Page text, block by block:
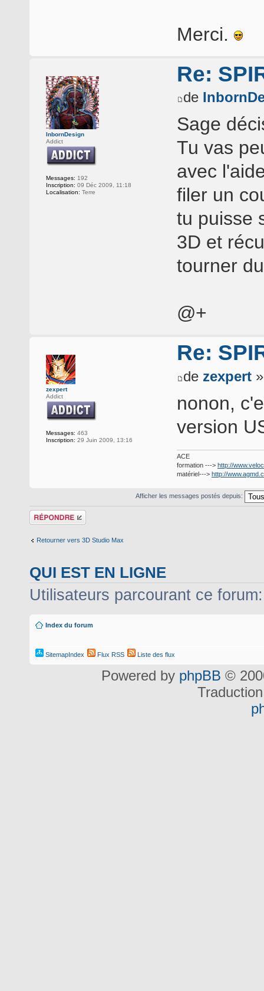
Merci.
InbornDesign
Addict
Messages: 192
Inscription: 09 Déc 2009, 11:18
Localisation: Terre
Re:
de
Sage
Tu vas
avec
filer un
tu puisse
3D et
tourner
@+
zexpert
Addict
Messages: 463
Inscription: 29 Juin 2009, 13:16
Re:
de zexpert
nonon,
version
ACE
formation ---> http://
matériel---> http://
Afficher les messages postés depuis:
Répondre
Retourner vers 3D Studio Max
QUI EST EN LIGNE
Utilisateurs parcourant ce
Index du forum
SitemapIndex Flux RSS Liste des flux
Powered by phpBB ©